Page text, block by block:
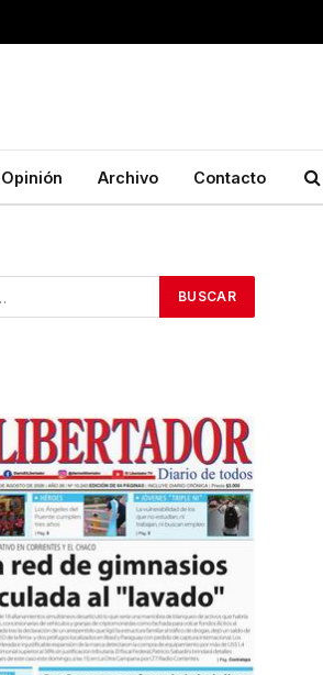
Opinión Archivo Contacto